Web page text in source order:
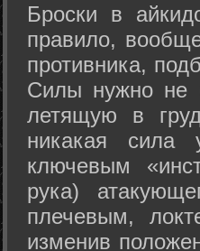
Броски в
правило,
противника,
Силы нужно не
летящую в
никакая сила
ключевым
рука)
плечевым,
изменив